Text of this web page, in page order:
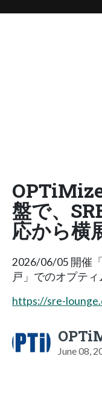
盤で、
応から横
2026/06/05 開催「
戸」でのオプティ
https://sre-
June 08,